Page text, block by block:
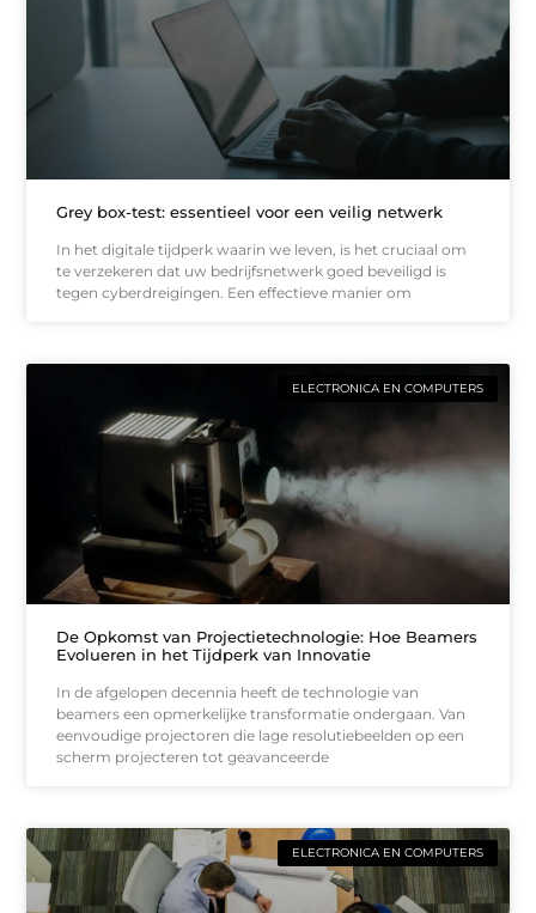
Grey box-test: essentieel voor een veilig netwerk
In het digitale tijdperk waarin we leven, is het cruciaal om
te verzekeren dat uw bedrijfsnetwerk goed beveiligd is
tegen cyberdreigingen. Een effectieve manier om
ELECTRONICA EN COMPUTERS
De Opkomst van Projectietechnologie: Hoe Beamers
Evolueren in het Tijdperk van Innovatie
In de afgelopen decennia heeft de technologie van
beamers een opmerkelijke transformatie ondergaan. Van
eenvoudige projectoren die lage resolutiebeelden op een
scherm projecteren tot geavanceerde
ELECTRONICA EN COMPUTERS